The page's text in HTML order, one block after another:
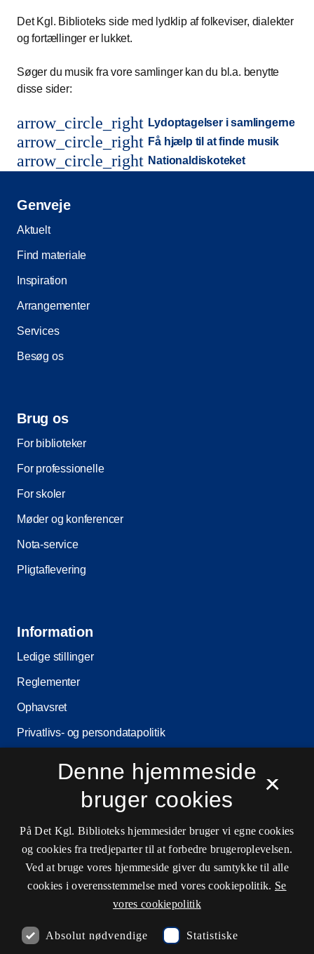
Det Kgl. Biblioteks side med lydklip af folkeviser, dialekter
og fortællinger er lukket.
Søger du musik fra vore samlinger kan du bl.a. benytte
disse sider:
arrow_circle_right Lydoptagelser i samlingerne
arrow_circle_right Få hjælp til at finde musik
arrow_circle_right Nationaldiskoteket
Genveje
Aktuelt
Find materiale
Inspiration
Arrangementer
Services
Besøg os
Brug os
For biblioteker
For professionelle
For skoler
Møder og konferencer
Nota-service
Pligtaflevering
Information
Ledige stillinger
Reglementer
Ophavsret
Privatlivs- og persondatapolitik
Cookieindstillinger
Kontaktinformationer
Åbningstider
×
Denne hjemmeside
bruger cookies
På Det Kgl. Biblioteks hjemmesider bruger vi egne cookies
og cookies fra tredjeparter til at forbedre brugeroplevelsen.
Ved at bruge vores hjemmeside giver du samtykke til alle
cookies i overensstemmelse med vores cookiepolitik. Se
vores cookiepolitik
Absolut nødvendige Statistiske